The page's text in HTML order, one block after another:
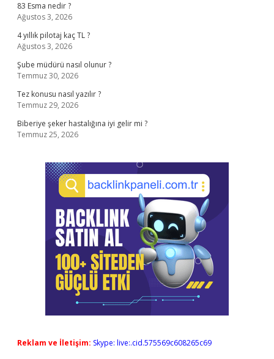
83 Esma nedir ?
Ağustos 3, 2026
4 yıllık pilotaj kaç TL ?
Ağustos 3, 2026
Şube müdürü nasıl olunur ?
Temmuz 30, 2026
Tez konusu nasıl yazılır ?
Temmuz 29, 2026
Biberiye şeker hastalığına iyi gelir mi ?
Temmuz 25, 2026
Reklam ve İletişim: Skype: live:.cid.575569c608265c69